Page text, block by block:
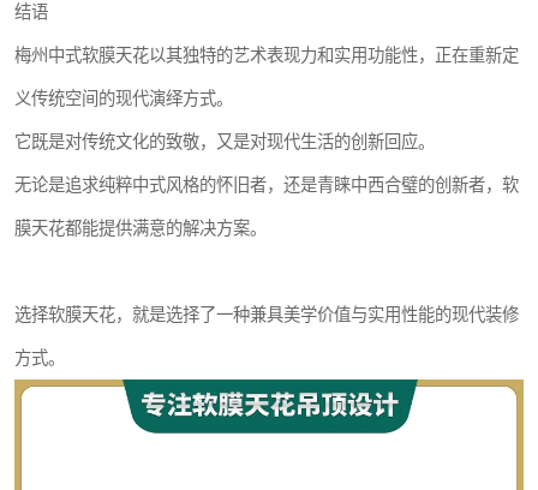
结语
梅州中式软膜天花以其独特的艺术表现力和实用功能性，正在重新定
义传统空间的现代演绎方式。
它既是对传统文化的致敬，又是对现代生活的创新回应。
无论是追求纯粹中式风格的怀旧者，还是青睐中西合璧的创新者，软
膜天花都能提供满意的解决方案。
选择软膜天花，就是选择了一种兼具美学价值与实用性能的现代装修
方式。